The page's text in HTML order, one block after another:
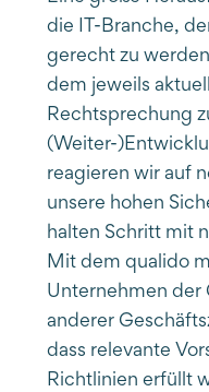
die IT-Branche,
gerecht zu
dem jeweils
Rechtsprechung
(Weiter-
reagieren wir auf
unsere hohen
halten Schritt mit
Mit dem qualido
Unternehmen der
anderer
dass relevante
Richtlinien erfüllt